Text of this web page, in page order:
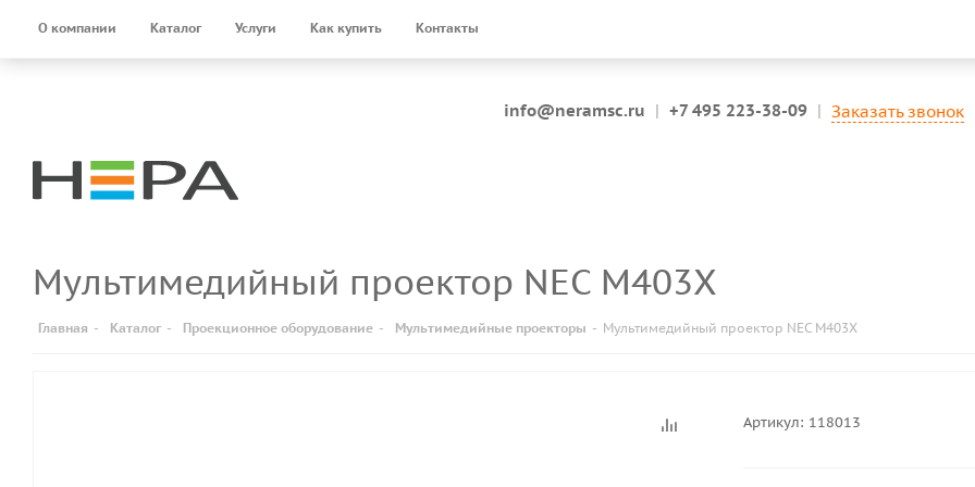
О компании Каталог Услуги Как купить Контакты
info@neramsc.ru | +7 495 223-38-09 | Заказать звонок
Мультимедийный проектор NEC M403X
Главная - Каталог - Проекционное оборудование - Мультимедийные проекторы - Мультимедийный проектор NEC M403X
Артикул: 118013